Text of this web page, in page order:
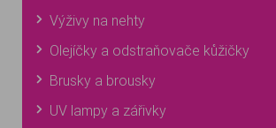
Výživy na nehty
Olejíčky a odstraňovače kůžičky
Brusky a brousky
UV lampy a zářivky